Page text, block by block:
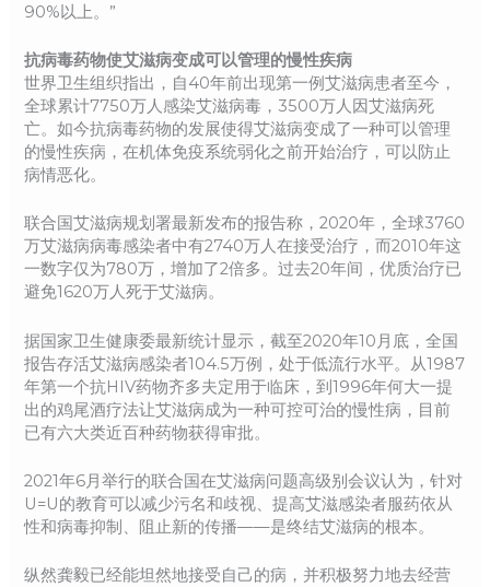
90%以上。”
抗病毒药物使艾滋病变成可以管理的慢性疾病
世界卫生组织指出，自40年前出现第一例艾滋病患者至今，
全球累计7750万人感染艾滋病毒，3500万人因艾滋病死
亡。如今抗病毒药物的发展使得艾滋病变成了一种可以管理
的慢性疾病，在机体免疫系统弱化之前开始治疗，可以防止
病情恶化。
联合国艾滋病规划署最新发布的报告称，2020年，全球3760
万艾滋病病毒感染者中有2740万人在接受治疗，而2010年这
一数字仅为780万，增加了2倍多。过去20年间，优质治疗已
避免1620万人死于艾滋病。
据国家卫生健康委最新统计显示，截至2020年10月底，全国
报告存活艾滋病感染者104.5万例，处于低流行水平。从1987
年第一个抗HIV药物齐多夫定用于临床，到1996年何大一提
出的鸡尾酒疗法让艾滋病成为一种可控可治的慢性病，目前
已有六大类近百种药物获得审批。
2021年6月举行的联合国在艾滋病问题高级别会议认为，针对
U=U的教育可以减少污名和歧视、提高艾滋感染者服药依从
性和病毒抑制、阻止新的传播——是终结艾滋病的根本。
纵然龚毅已经能坦然地接受自己的病，并积极努力地去经营